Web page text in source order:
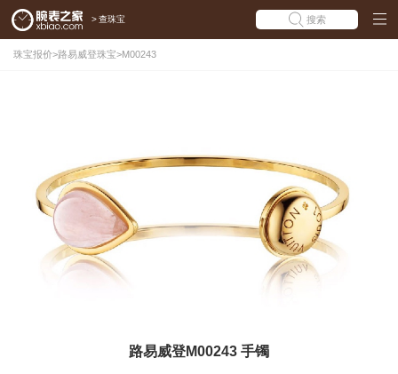
> 查珠宝 搜索
珠宝报价>路易威登珠宝>M00243
路易威登M00243 手镯